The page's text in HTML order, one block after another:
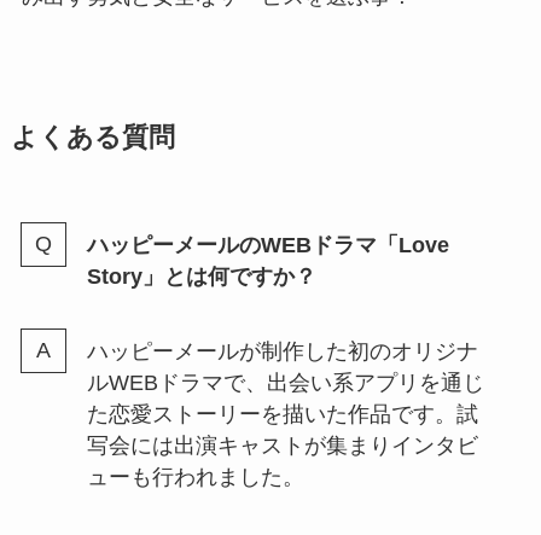
よくある質問
ハッピーメールのWEBドラマ「Love
Story」とは何ですか？
ハッピーメールが制作した初のオリジナ
ルWEBドラマで、出会い系アプリを通じ
た恋愛ストーリーを描いた作品です。試
写会には出演キャストが集まりインタビ
ューも行われました。